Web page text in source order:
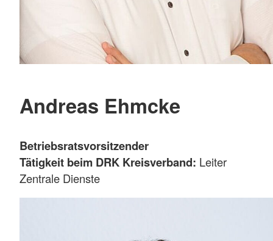
Andreas Ehmcke
Betriebsratsvorsitzender
Tätigkeit beim DRK Kreisverband: Leiter
Zentrale Dienste